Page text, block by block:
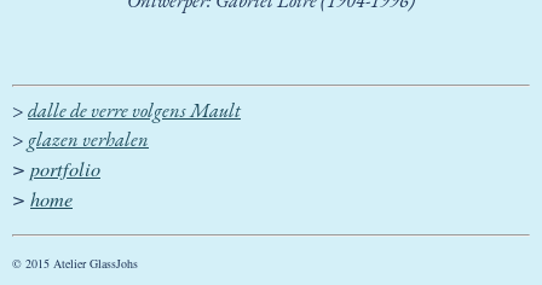
>dalle de verre volgens Mault
> glazen verhalen
> portfolio
> home
© 2015 Atelier GlassJohs